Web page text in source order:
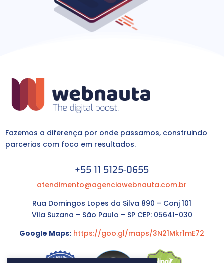
Fazemos a diferença por onde passamos, construindo
parcerias com foco em resultados.
+55 11 5125-0655
atendimento@agenciawebnauta.com.br
Rua Domingos Lopes da Silva 890 – Conj 101
Vila Suzana – São Paulo – SP CEP: 05641-030
Google Maps: https://goo.gl/maps/3N21Mkr1mE72